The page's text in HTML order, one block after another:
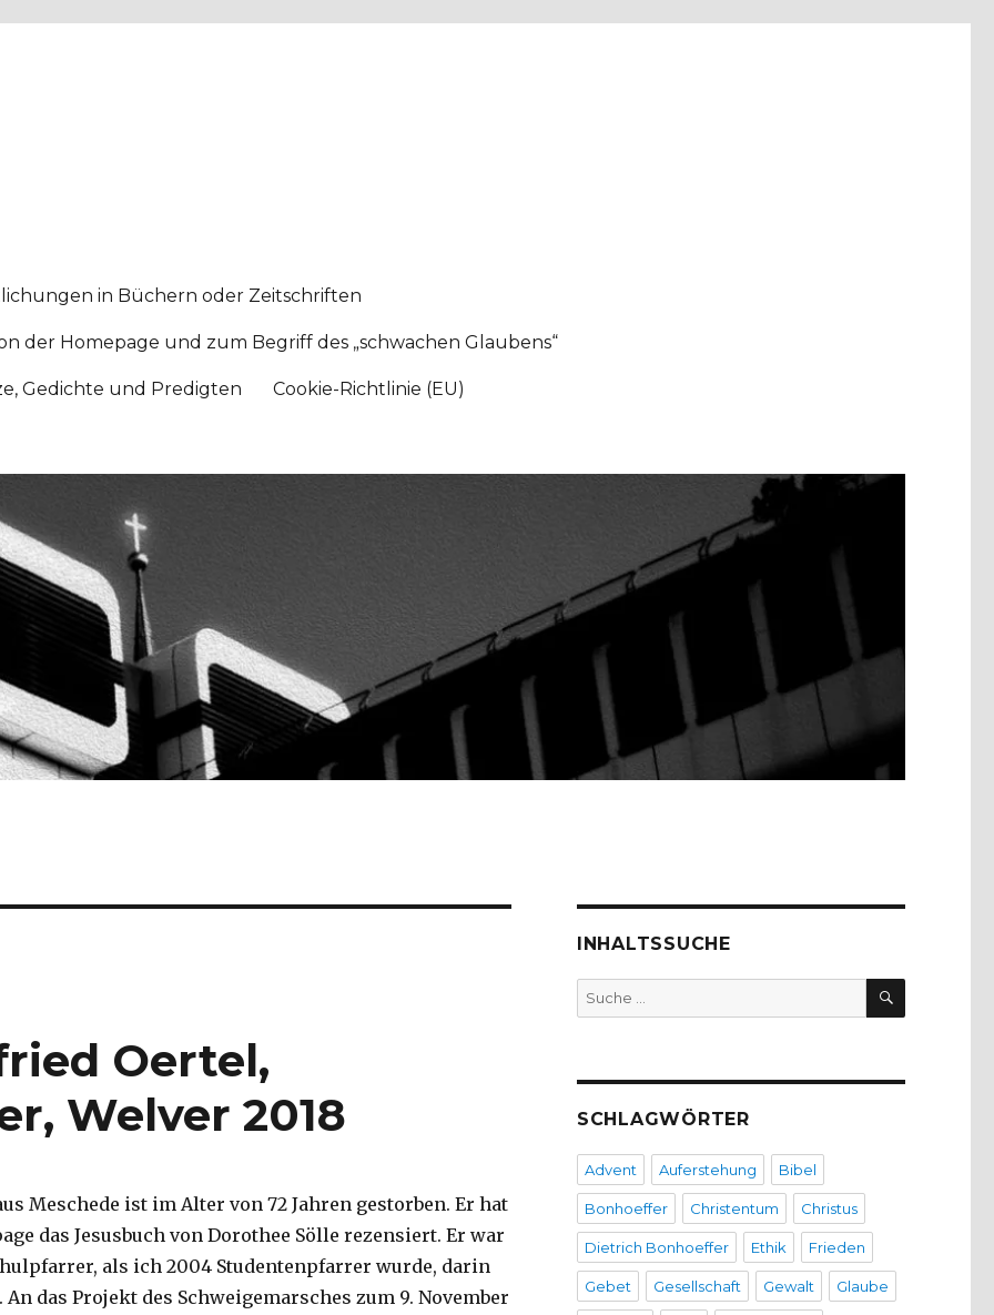
in Büchern oder Zeitschriften
der Homepage und zum Begriff des „schwachen Glaubens“
Gedichte und Predigten Cookie-Richtlinie (EU)
Oertel,
Welver 2018
Meschede ist im Alter von 72 Jahren gestorben. Er hat
das Jesusbuch von Dorothee Sölle rezensiert. Er war
als ich 2004 Studentenpfarrer wurde, darin
das Projekt des Schweigemarsches zum 9. November
INHALTSSUCHE
Suche
nach:
SUCHEN
SCHLAGWÖRTER
Advent Auferstehung Bibel
Bonhoeffer Christentum Christus
Dietrich Bonhoeffer Ethik Frieden
Gebet Gesellschaft Gewalt Glaube